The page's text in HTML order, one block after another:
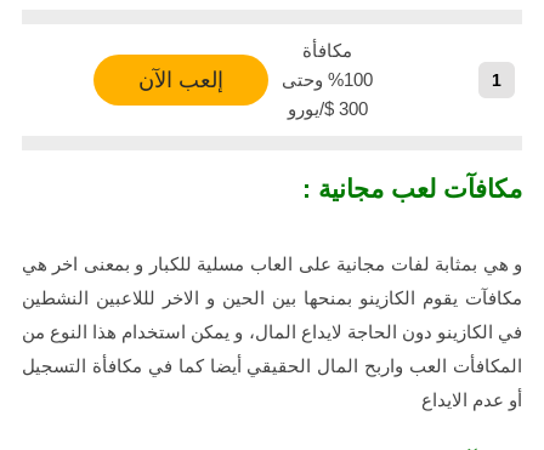
1
مكافأة
100% وحتى
300 $/يورو
إلعب الآن
مكافآت لعب مجانية :
و هي بمثابة لفات مجانية على العاب مسلية للكبار و بمعنى اخر هي
مكافآت يقوم الكازينو بمنحها بين الحين و الاخر لللاعبين النشطين
في الكازينو دون الحاجة لايداع المال، و يمكن استخدام هذا النوع من
المكافأت العب واربح المال الحقيقي أيضا كما في مكافأة التسجيل
أو عدم الايداع